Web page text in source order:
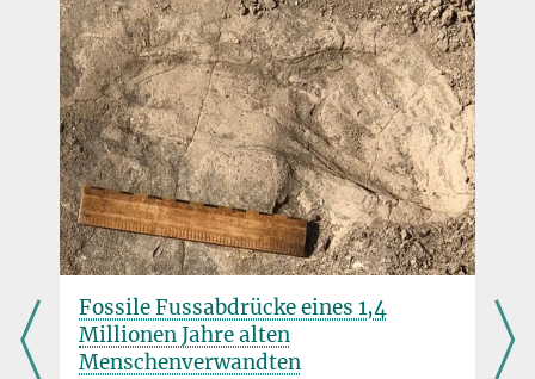
Fossile Fussabdrücke eines 1,4
Millionen Jahre alten
Menschenverwandten